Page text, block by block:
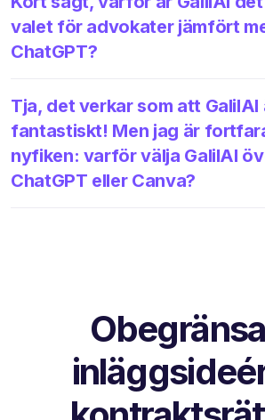
valet för advokater jämfört
ChatGPT?
Tja, det verkar som att GalilAI
fantastiskt! Men jag är
nyfiken: varför välja GalilAI
ChatGPT eller Canva?